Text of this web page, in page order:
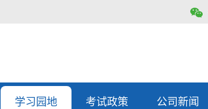
学习园地 考试政策 公司新闻